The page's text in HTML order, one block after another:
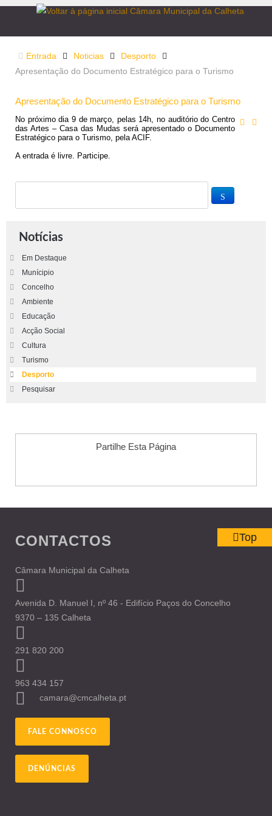
Entrada Noticias
Desporto
Apresentação do Documento Estratégico para o Turismo
Apresentação do Documento Estratégico para o Turismo
No próximo dia 9 de março, pelas 14h, no auditório do Centro
das Artes – Casa das Mudas será apresentado o Documento
Estratégico para o Turismo, pela ACIF.
A entrada é livre. Participe.
Notícias
Em Destaque
Munícipio
Concelho
Ambiente
Educação
Acção Social
Cultura
Turismo
Desporto
Pesquisar
Partilhe Esta Página
CONTACTOS
Câmara Municipal da Calheta
Avenida D. Manuel I, nº 46 - Edifício Paços do Concelho
9370 – 135 Calheta
291 820 200
963 434 157
camara@cmcalheta.pt
FALE CONNOSCO
DENÚNCIAS
Top